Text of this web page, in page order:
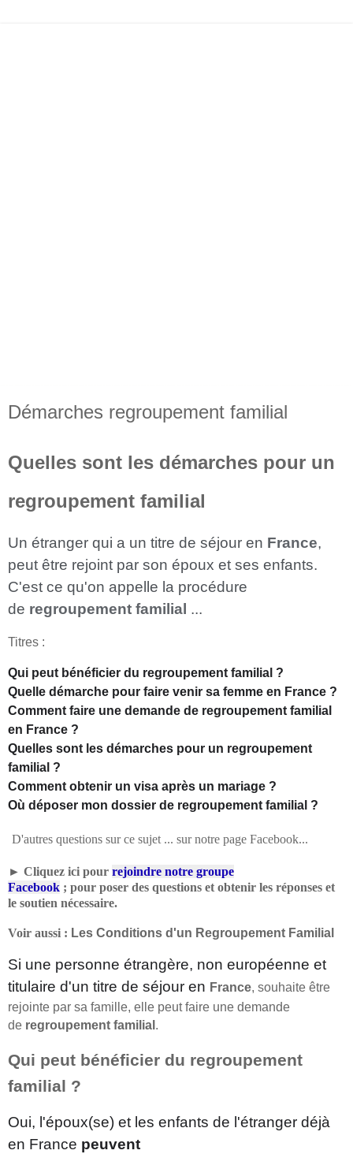
Démarches regroupement familial
Quelles sont les démarches pour un
regroupement familial
Un étranger qui a un titre de séjour en France,
peut être rejoint par son époux et ses enfants.
C'est ce qu'on appelle la procédure
de regroupement familial ...
Titres :
Qui peut bénéficier du regroupement familial ?
Quelle démarche pour faire venir sa femme en France ?
Comment faire une demande de regroupement familial
en France ?
Quelles sont les démarches pour un regroupement
familial ?
Comment obtenir un visa après un mariage ?
Où déposer mon dossier de regroupement familial ?
D'autres questions sur ce sujet ... sur notre page Facebook...
► Cliquez ici pour rejoindre notre groupe
Facebook ; pour poser des questions et obtenir les réponses et
le soutien nécessaire.
Voir aussi : Les Conditions d'un Regroupement Familial
Si une personne étrangère, non européenne et
titulaire d'un titre de séjour en France, souhaite être
rejointe par sa famille, elle peut faire une demande
de regroupement familial .
Qui peut bénéficier du regroupement
familial ?
Oui, l'époux(se) et les enfants de l'étranger déjà
en France peuvent